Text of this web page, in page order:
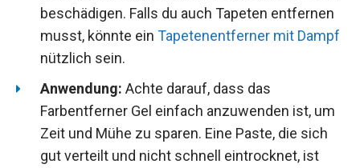
beschädigen. Falls du auch Tapeten entfernen
musst, könnte ein Tapetenentferner mit Dampf
nützlich sein.
Anwendung: Achte darauf, dass das
Farbentferner Gel einfach anzuwenden ist, um
Zeit und Mühe zu sparen. Eine Paste, die sich
gut verteilt und nicht schnell eintrocknet, ist